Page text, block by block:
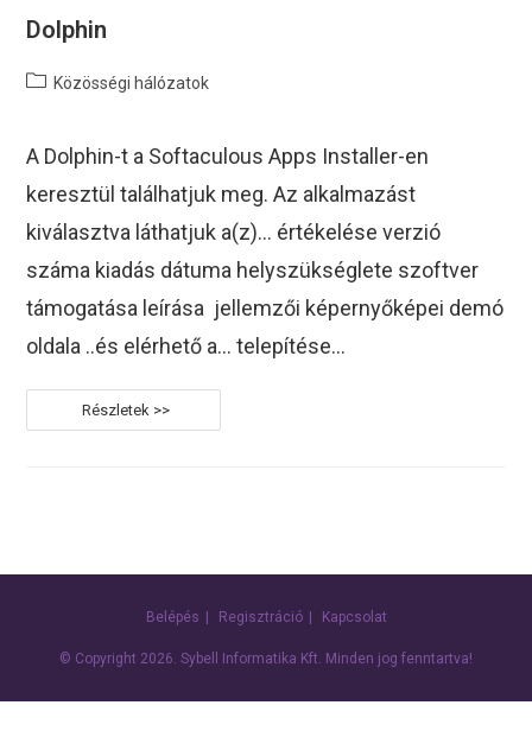
Dolphin
PostKözösségi hálózatok
A Dolphin-t a Softaculous Apps Installer-en
keresztül találhatjuk meg. Az alkalmazást
kiválasztva láthatjuk a(z)... értékelése verzió
száma kiadás dátuma helyszükséglete szoftver
támogatása leírása jellemzői képernyőképei demó
oldala ..és elérhető a... telepítése…
Belépés Regisztráció Kapcsolat
© Copyright 2026. Sybell Informatika Kft. Minden jog fenntartva!